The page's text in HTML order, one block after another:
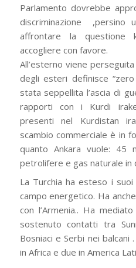
Parlamento dovrebbe
discriminazione ,persino
affrontare la questione
accogliere con favore.
All’esterno viene
degli esteri definisce
stata seppellita l’ascia di
rapporti con i Kurdi
presenti nel Kurdistan
scambio commerciale è in
quanto Ankara vuole: 45
petrolifere e gas naturale in
La Turchia ha esteso i
campo energetico. Ha
con l’Armenia.. Ha
sostenuto contatti tra
Bosniaci e Serbi nei
in Africa e due in America